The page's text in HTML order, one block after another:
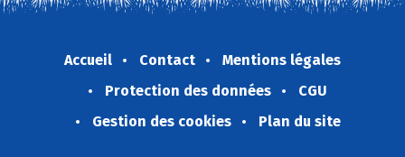
Accueil Contact
Mentions légales
Protection des données
CGU
Gestion des cookies
Plan du site